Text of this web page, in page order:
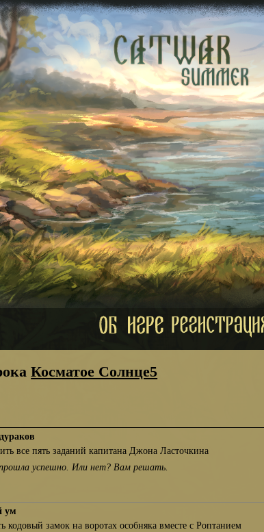
Косматое Солнце5
все пять заданий капитана Джона Ласточкина
успешно. Или нет? Вам решать.
ум
кодовый замок на воротах особняка вместе с Роптанием